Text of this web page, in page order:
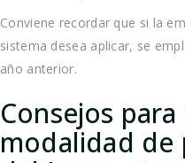
Conviene recordar que si la
sistema desea aplicar, se
año anterior.
Consejos
modalidad de